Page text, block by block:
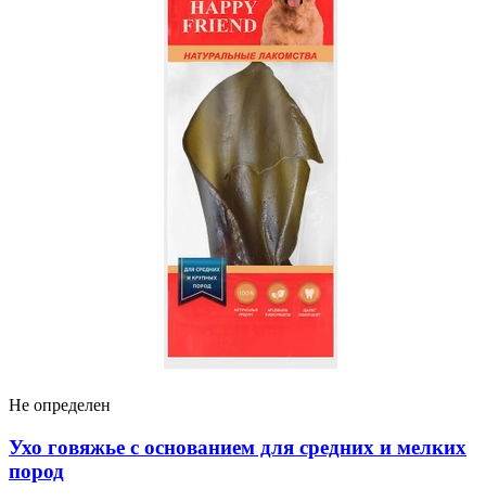
Не определен
Ухо говяжье с основанием для средних и мелких
пород